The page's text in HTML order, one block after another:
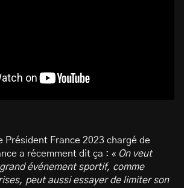
Président France 2023 chargé de
a récemment dit ça : « On veut
événement sportif, comme
peut aussi essayer de limiter son